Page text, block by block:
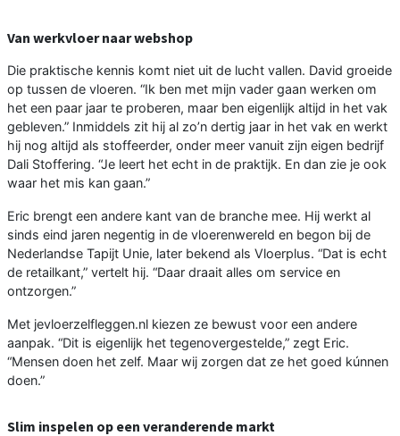
Van werkvloer naar webshop
Die praktische kennis komt niet uit de lucht vallen. David groeide
op tussen de vloeren. “Ik ben met mijn vader gaan werken om
het een paar jaar te proberen, maar ben eigenlijk altijd in het vak
gebleven.” Inmiddels zit hij al zo’n dertig jaar in het vak en werkt
hij nog altijd als stoffeerder, onder meer vanuit zijn eigen bedrijf
Dali Stoffering. “Je leert het echt in de praktijk. En dan zie je ook
waar het mis kan gaan.”
Eric brengt een andere kant van de branche mee. Hij werkt al
sinds eind jaren negentig in de vloerenwereld en begon bij de
Nederlandse Tapijt Unie, later bekend als Vloerplus. “Dat is echt
de retailkant,” vertelt hij. “Daar draait alles om service en
ontzorgen.”
Met jevloerzelfleggen.nl kiezen ze bewust voor een andere
aanpak. “Dit is eigenlijk het tegenovergestelde,” zegt Eric.
“Mensen doen het zelf. Maar wij zorgen dat ze het goed kúnnen
doen.”
Slim inspelen op een veranderende markt